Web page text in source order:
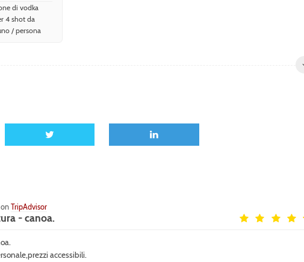
di vodka
4 shot da
/ persona
TripAdvisor
- canoa.
accessibili.